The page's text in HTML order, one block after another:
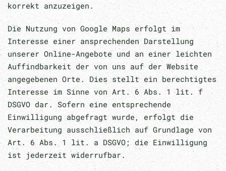
korrekt anzuzeigen.
Die Nutzung von Google Maps erfolgt im
Interesse einer ansprechenden Darstellung
unserer Online-Angebote und an einer leichten
Auffindbarkeit der von uns auf der Website
angegebenen Orte. Dies stellt ein berechtigtes
Interesse im Sinne von Art. 6 Abs. 1 lit. f
DSGVO dar. Sofern eine entsprechende
Einwilligung abgefragt wurde, erfolgt die
Verarbeitung ausschließlich auf Grundlage von
Art. 6 Abs. 1 lit. a DSGVO; die Einwilligung
ist jederzeit widerrufbar.